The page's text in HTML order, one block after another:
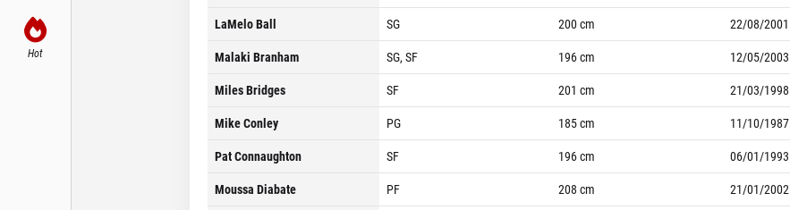
Hot
LaMelo Ball
SG 200cm 22/08/2001
Malaki Branham
SG, SF 196cm 12/05/2003
Miles Bridges
SF 201 cm 21/03/1998
Mike Conley
PG 185cm 11/10/1987
Pat Connaughton
SF 196cm 06/01/1993
Moussa Diabate
PF 208 cm 21/01/2002